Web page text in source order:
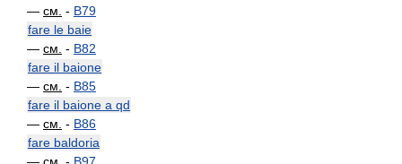
— см. - B79
fare le baie
— см. - B82
fare il baione
— см. - B85
fare il baione a qd
— см. - B86
fare baldoria